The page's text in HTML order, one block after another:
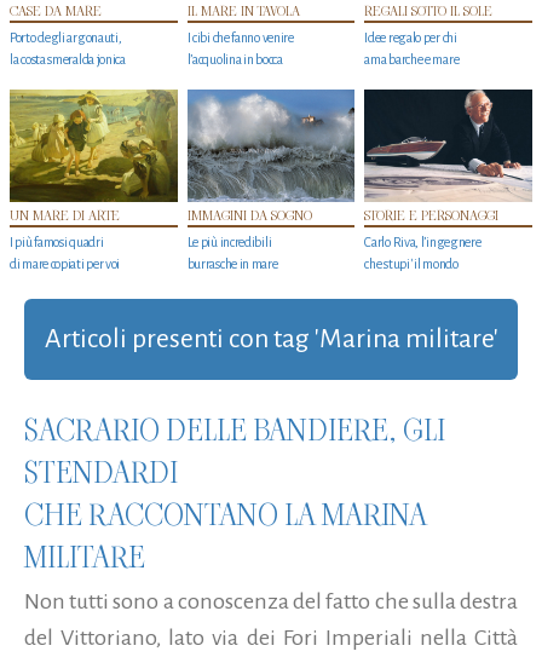
CASE DA MARE
Porto degli argonauti,
la costa smeralda jonica
IL MARE IN TAVOLA
I cibi che fanno venire
l’acquolina in bocca
REGALI SOTTO IL SOLE
Idee regalo per chi
ama barche e mare
UN MARE DI ARTE
I più famosi quadri
di mare copiati per voi
IMMAGINI DA SOGNO
Le più incredibili
burrasche in mare
STORIE E PERSONAGGI
Carlo Riva, l’ingegnere
che stupi' il mondo
Articoli presenti con tag 'Marina militare'
SACRARIO DELLE BANDIERE, GLI
STENDARDI
CHE RACCONTANO LA MARINA
MILITARE
Non tutti sono a conoscenza del fatto che sulla destra
del Vittoriano, lato via dei Fori Imperiali nella Città